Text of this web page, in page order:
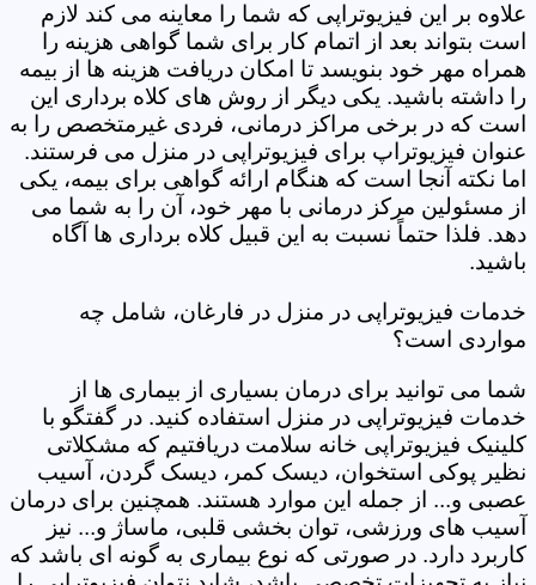
علاوه بر این فیزیوتراپی که شما را معاینه می کند لازم
است بتواند بعد از اتمام کار برای شما گواهی هزینه را
همراه مهر خود بنویسد تا امکان دریافت هزینه ها از بیمه
را داشته باشید. یکی دیگر از روش های کلاه برداری این
است که در برخی مراکز درمانی، فردی غیرمتخصص را به
عنوان فیزیوتراپ برای فیزیوتراپی در منزل می فرستند.
اما نکته آنجا است که هنگام ارائه گواهی برای بیمه، یکی
از مسئولین مرکز درمانی با مهر خود، آن را به شما می
دهد. فلذا حتماً نسبت به این قبیل کلاه برداری ها آگاه
باشید.
خدمات فیزیوتراپی در منزل در فارغان، شامل چه
مواردی است؟
شما می توانید برای درمان بسیاری از بیماری ها از
خدمات فیزیوتراپی در منزل استفاده کنید. در گفتگو با
کلینیک فیزیوتراپی خانه سلامت دریافتیم که مشکلاتی
نظیر پوکی استخوان، دیسک کمر، دیسک گردن، آسیب
عصبی و... از جمله این موارد هستند. همچنین برای درمان
آسیب های ورزشی، توان بخشی قلبی، ماساژ و... نیز
کاربرد دارد. در صورتی که نوع بیماری به گونه ای باشد که